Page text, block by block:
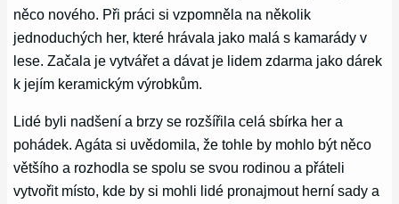
něco nového. Při práci si vzpomněla na několik
jednoduchých her, které hrávala jako malá s kamarády v
lese. Začala je vytvářet a dávat je lidem zdarma jako dárek
k jejím keramickým výrobkům.
Lidé byli nadšení a brzy se rozšířila celá sbírka her a
pohádek. Agáta si uvědomila, že tohle by mohlo být něco
většího a rozhodla se spolu se svou rodinou a přáteli
vytvořit místo, kde by si mohli lidé pronajmout herní sady a